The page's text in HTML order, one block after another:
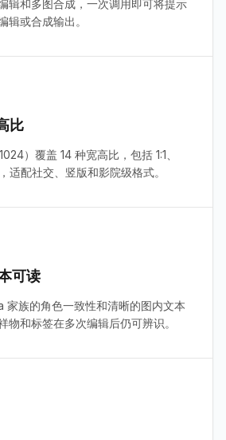
辑和多图合成，一次调用即可将提示
辑或合成输出。
比
）覆盖 14 种宽高比，包括 1:1、
适配社交、竖版和影院级格式。
可读
家族的角色一致性和清晰的图内文本
物和标签在多次编辑后仍可辨识。